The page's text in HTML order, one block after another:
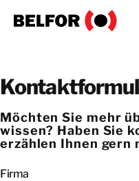
UNSERE KUNDEN
SERVICE
INFORMATIVES
Möchten Sie mehr
wissen? Haben Sie
erzählen Ihnen gern
Firma